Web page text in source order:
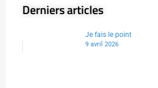
Derniers articles
Je fais le point
9 avril 2026